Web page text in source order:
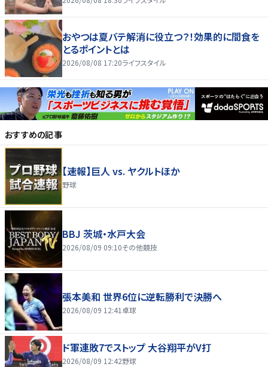
おやつは夏バテ解消に役立つ？！効果的に間食を
とるポイントとは
2026/08/08 17:20ライフスタイル
おすすめの記事
【速報】巨人 vs. ヤクルトほか
野球
BBJ 茨城・水戸大会
2026/08/09 09:10その他競技
張本美和 世界6位に逆転勝利で決勝へ
2026/08/09 12:41 卓球
ド軍連敗7でストップ 大谷翔平がV打
2026/08/09 12:42野球